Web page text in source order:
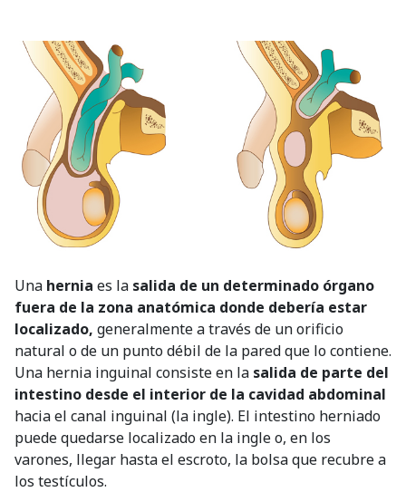
Una hernia es la salida de un determinado órgano
fuera de la zona anatómica donde debería estar
localizado, generalmente a través de un orificio
natural o de un punto débil de la pared que lo contiene.
Una hernia inguinal consiste en la salida de parte del
intestino desde el interior de la cavidad abdominal
hacia el canal inguinal (la ingle). El intestino herniado
puede quedarse localizado en la ingle o, en los
varones, llegar hasta el escroto, la bolsa que recubre a
los testículos.